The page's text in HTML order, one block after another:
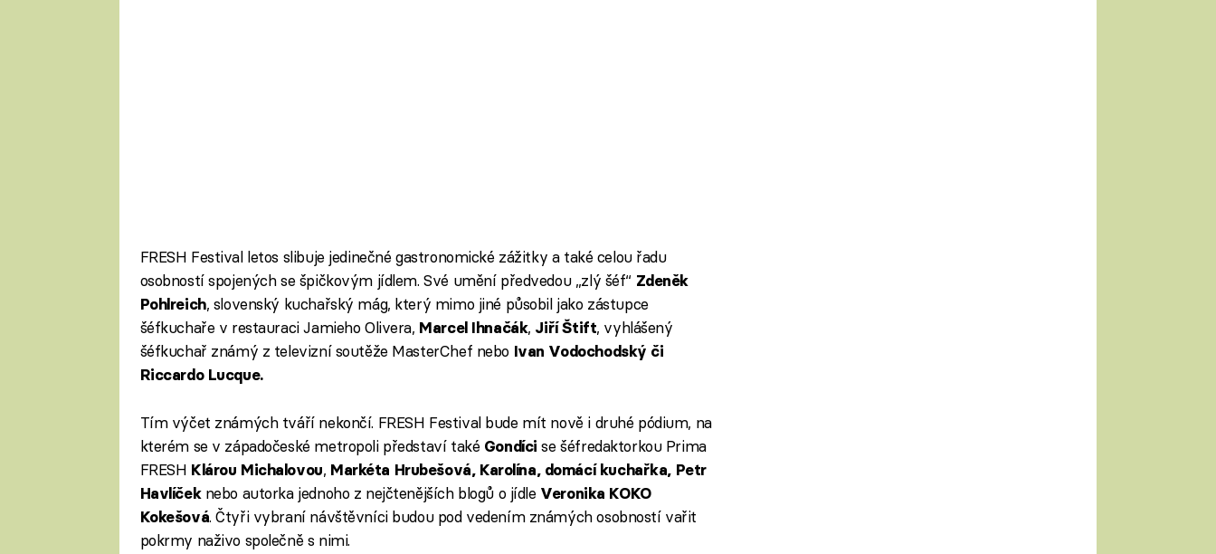
FRESH Festival letos slibuje jedinečné gastronomické zážitky a také celou řadu
osobností spojených se špičkovým jídlem. Své umění předvedou „zlý šéf“ Zdeněk
Pohlreich, slovenský kuchařský mág, který mimo jiné působil jako zástupce
šéfkuchaře v restauraci Jamieho Olivera, Marcel Ihnačák, Jiří Štift, vyhlášený
šéfkuchař známý z televizní soutěže MasterChef nebo Ivan Vodochodský či
Riccardo Lucque.
Tím výčet známých tváří nekončí. FRESH Festival bude mít nově i druhé pódium, na
kterém se v západočeské metropoli představí také Gondíci se šéfredaktorkou Prima
FRESH Klárou Michalovou, Markéta Hrubešová, Karolína, domácí kuchařka, Petr
Havlíčeknebo autorka jednoho z nejčtenějších blogů o jídle Veronika KOKO
Kokešová. Čtyři vybraní návštěvníci budou pod vedením známých osobností vařit
pokrmy naživo společně s nimi.